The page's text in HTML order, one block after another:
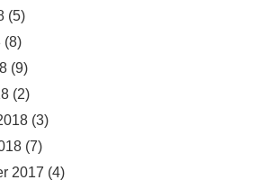
(5)
(8)
(9)
(2)
(3)
(7)
2017 (4)